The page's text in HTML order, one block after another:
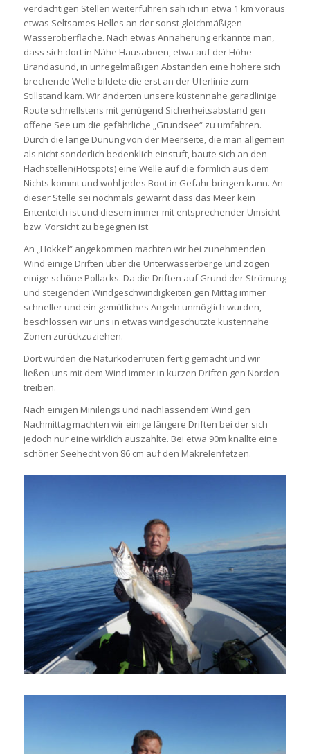
verdächtigen Stellen weiterfuhren sah ich in etwa 1 km voraus
etwas Seltsames Helles an der sonst gleichmäßigen
Wasseroberfläche. Nach etwas Annäherung erkannte man,
dass sich dort in Nähe Hausaboen, etwa auf der Höhe
Brandasund, in unregelmäßigen Abständen eine höhere sich
brechende Welle bildete die erst an der Uferlinie zum
Stillstand kam. Wir änderten unsere küstennahe geradlinige
Route schnellstens mit genügend Sicherheitsabstand gen
offene See um die gefährliche „Grundsee“ zu umfahren.
Durch die lange Dünung von der Meerseite, die man allgemein
als nicht sonderlich bedenklich einstuft, baute sich an den
Flachstellen(Hotspots) eine Welle auf die förmlich aus dem
Nichts kommt und wohl jedes Boot in Gefahr bringen kann. An
dieser Stelle sei nochmals gewarnt dass das Meer kein
Ententeich ist und diesem immer mit entsprechender Umsicht
bzw. Vorsicht zu begegnen ist.
An „Hokkel“ angekommen machten wir bei zunehmenden
Wind einige Driften über die Unterwasserberge und zogen
einige schöne Pollacks. Da die Driften auf Grund der Strömung
und steigenden Windgeschwindigkeiten gen Mittag immer
schneller und ein gemütliches Angeln unmöglich wurden,
beschlossen wir uns in etwas windgeschützte küstennahe
Zonen zurückzuziehen.
Dort wurden die Naturköderruten fertig gemacht und wir
ließen uns mit dem Wind immer in kurzen Driften gen Norden
treiben.
Nach einigen Minilengs und nachlassendem Wind gen
Nachmittag machten wir einige längere Driften bei der sich
jedoch nur eine wirklich auszahlte. Bei etwa 90m knallte eine
schöner Seehecht von 86 cm auf den Makrelenfetzen.